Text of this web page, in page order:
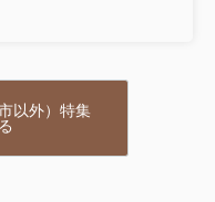
に入りのお住まいで
以外）特集